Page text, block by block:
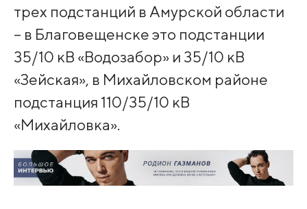
трех подстанций в Амурской области
– в Благовещенске это подстанции
35/10 кВ «Водозабор» и 35/10 кВ
«Зейская», в Михайловском районе
подстанция 110/35/10 кВ
«Михайловка».